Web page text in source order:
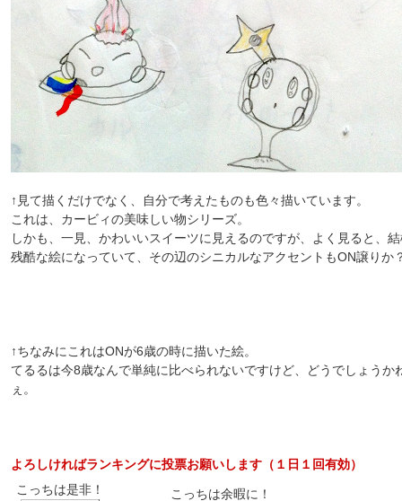
↑見て描くだけでなく、自分で考えたものも色々描いています。
これは、カービィの美味しい物シリーズ。
しかも、一見、かわいいスイーツに見えるのですが、よく見ると、
残酷な絵になっていて、その辺のシニカルなアクセントもON譲りか
↑ちなみにこれはONが6歳の時に描いた絵。
てるるは今8歳なんで単純に比べられないですけど、どうでしょうか
ぇ。
よろしければランキングに投票お願いします（１日１回有効）
こっちは是非！
こっちは余暇に！